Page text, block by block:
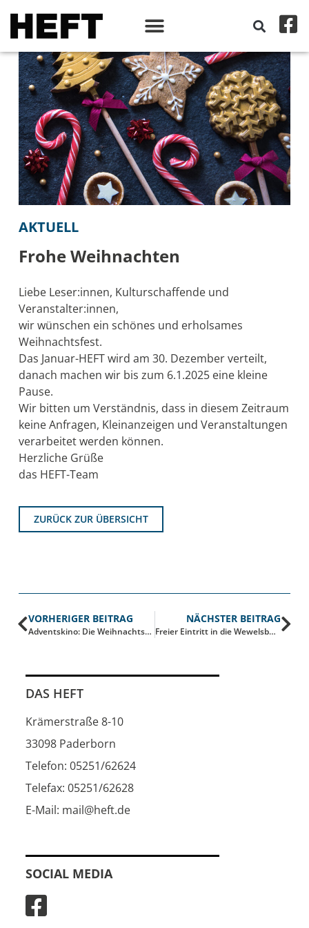
AKTUELL
Frohe Weihnachten
Liebe Leser:innen, Kulturschaffende und
Veranstalter:innen,
wir wünschen ein schönes und erholsames
Weihnachtsfest.
Das Januar-HEFT wird am 30. Dezember verteilt,
danach machen wir bis zum 6.1.2025 eine kleine
Pause.
Wir bitten um Verständnis, dass in diesem Zeitraum
keine Anfragen, Kleinanzeigen und Veranstaltungen
verarbeitet werden können.
Herzliche Grüße
das HEFT-Team
ZURÜCK ZUR ÜBERSICHT
VORHERIGER BEITRAG
Adventskino: Die Weihnachtsgeschichte der Augsburger Puppenkiste
NÄCHSTER BEITRAG
Freier Eintritt in die Wewelsburg
DAS HEFT
Krämerstraße 8-10
33098 Paderborn
Telefon: 05251/62624
Telefax: 05251/62628
E-Mail: mail@heft.de
SOCIAL MEDIA